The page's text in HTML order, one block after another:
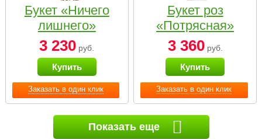
Заказать в один клик
Букет «Ничего
лишнего»
3 230 руб.
Купить
Заказать в один клик
Букет роз
«Потрясная»
3 360руб.
Купить
Показать еще